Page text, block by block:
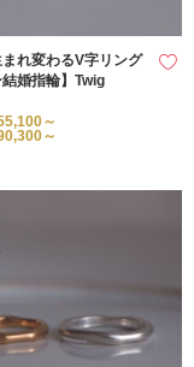
れ変わるV字リング
結婚指輪】Twig
～
～